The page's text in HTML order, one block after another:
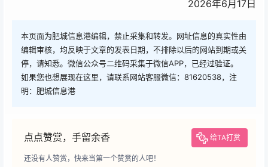
2026年6月17日
本页面为肥城信息港编辑，禁止采集和转发。网址信息的真实性由
编辑审核，均反映于文章的发表日期，不排除以后的网站到期或关
停，请知悉。微信公众号二维码采集于微信APP，已经过验证。
如果您也想展现在这里，请联系网站客服微信：81620538，注
明：肥城信息港
点点赞赏，手留余香 给TA打赏
还没有人赞赏，快来当第一个赞赏的人吧！